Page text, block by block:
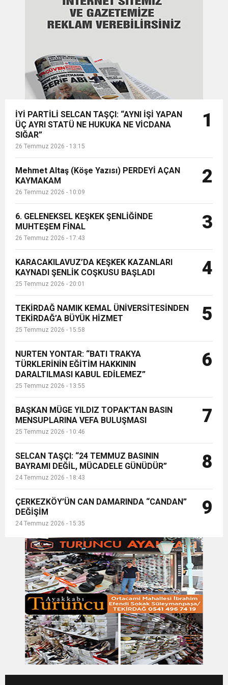
BAYRAMI DEĞİL, MÜCADELE GÜNÜDÜR”
ÇERKEZKÖY’ÜN CAN DAMARINDA “CANDAN”
YENİ BAŞKAN ATANDI
17:43 6. GELENEKSEL KEŞKEK ŞENLİĞİNDE
KURULU KARARI İLE GÖREVDEN
ALINDI Muharrem İn...
İYİ PARTİLİ SELCAN TAŞÇI: “AYNI İŞİ YAPAN
ÜÇ AYRI STATÜ NE HUKUKA NE VİCDANA
SIĞAR”
26 Temmuz 2026 - 13:15
1
Mehmet Altaş (Köşe Yazısı) PERDEYİ AÇAN
KAYMAKAM
26 Temmuz 2026 - 10:09
2
6. GELENEKSEL KEŞKEK ŞENLİĞİNDE
MUHTEŞEM FİNAL
26 Temmuz 2026 - 17:43
3
KARACAKILAVUZ’DA KEŞKEK KAZANLARI
KAYNADI ŞENLİK COŞKUSU BAŞLADI
25 Temmuz 2026 - 20:01
4
TEKİRDAĞ NAMIK KEMAL ÜNİVERSİTESİNDEN
TEKİRDAĞ’A BÜYÜK HİZMET
25 Temmuz 2026 - 15:58
5
NURTEN YONTAR: “BATI TRAKYA
TÜRKLERİNİN EĞİTİM HAKKININ
DARALTILMASI KABUL EDİLEMEZ”
25 Temmuz 2026 - 13:55
6
BAŞKAN MÜGE YILDIZ TOPAK’TAN BASIN
MENSUPLARINA VEFA BULUŞMASI
25 Temmuz 2026 - 10:46
7
SELCAN TAŞÇI: “24 TEMMUZ BASININ
BAYRAMI DEĞİL, MÜCADELE GÜNÜDÜR”
24 Temmuz 2026 - 18:43
8
ÇERKEZKÖY’ÜN CAN DAMARINDA “CANDAN”
DEĞİŞİM
24 Temmuz 2026 - 15:35
9